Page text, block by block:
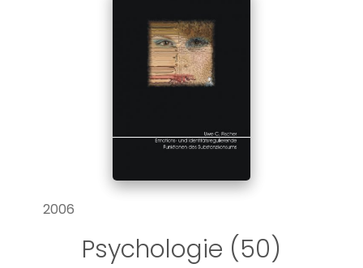
2006
Psychologie (50)